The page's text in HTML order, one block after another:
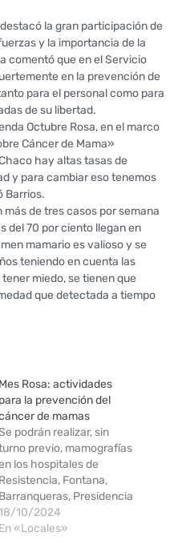
la gran participación de
y la importancia de la
comentó que en el Servicio
en la prevención de
para el personal como para
de su libertad.
Octubre Rosa, en el marco
Cáncer de Mama»
hay altas tasas de
y para cambiar eso tenemos
Barrios.
de tres casos por semana
del 70 por ciento llegan en
mamario es valioso y se
teniendo en cuenta las
miedo, se tienen que
que detectada a tiempo
Mes Rosa: actividades
para la prevención del
de mamas
podrán realizar, sin
previo, mamografías
los hospitales de
Resistencia, Fontana,
Barranqueras, Presidencia
Sáenz Peña y Juan
José Castelli. Este sábado
10/2024
En «Locales»